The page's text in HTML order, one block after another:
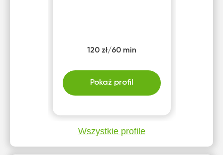
120 zł/60 min
Pokaż profil
Wszystkie profile